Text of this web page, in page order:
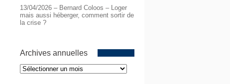
13/04/2026 – Bernard Coloos – Loger
mais aussi héberger, comment sortir de
la crise ?
Archives annuelles
Archives
annuelles